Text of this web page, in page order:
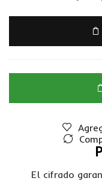
El cifrado